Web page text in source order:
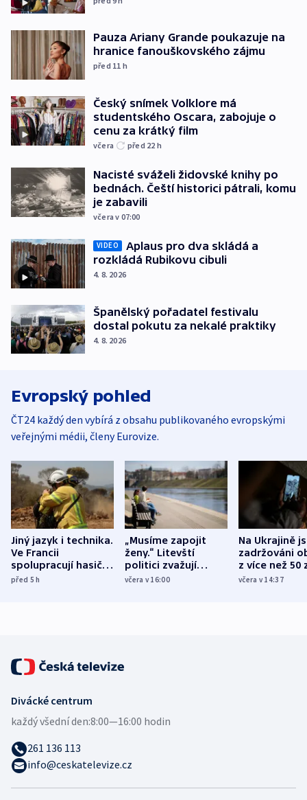
Pauza Ariany Grande poukazuje na
hranice fanouškovského zájmu
před 11 h
Český snímek Volklore má
studentského Oscara, zabojuje o
cenu za krátký film
včera před 22 h
Nacisté sváželi židovské knihy po
bednách. Čeští historici pátrali, komu
je zabavili
včera v 07:00
VIDEO
Aplaus pro dva skládá a
rozkládá Rubikovu cibuli
4. 8. 2026
Španělský pořadatel festivalu
dostal pokutu za nekalé praktiky
4. 8. 2026
Evropský pohled
ČT24 každý den vybírá z obsahu publikovaného evropskými
veřejnými médii, členy Eurovize.
Jiný jazyk i technika.
Ve Francii
spolupracují hasiči z
různých zemí
před 5h
„Musíme zapojit
ženy.“ Litevští
politici zvažují
dohodu o
včera v 16:00
Na Ukrajině
zadržováni
z více než 50
Bojovali na
včera v 14:37
Divácké centrum
každý všední den:8:00—16:00 hodin
261 136 113
info@ceskatelevize.cz